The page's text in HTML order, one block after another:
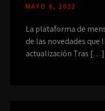
MAYO 6, 2022
La plataforma de
de las novedades que
actualización Tras […]